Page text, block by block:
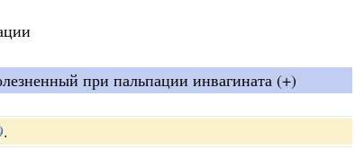
при пальпации инвагината (+)
.